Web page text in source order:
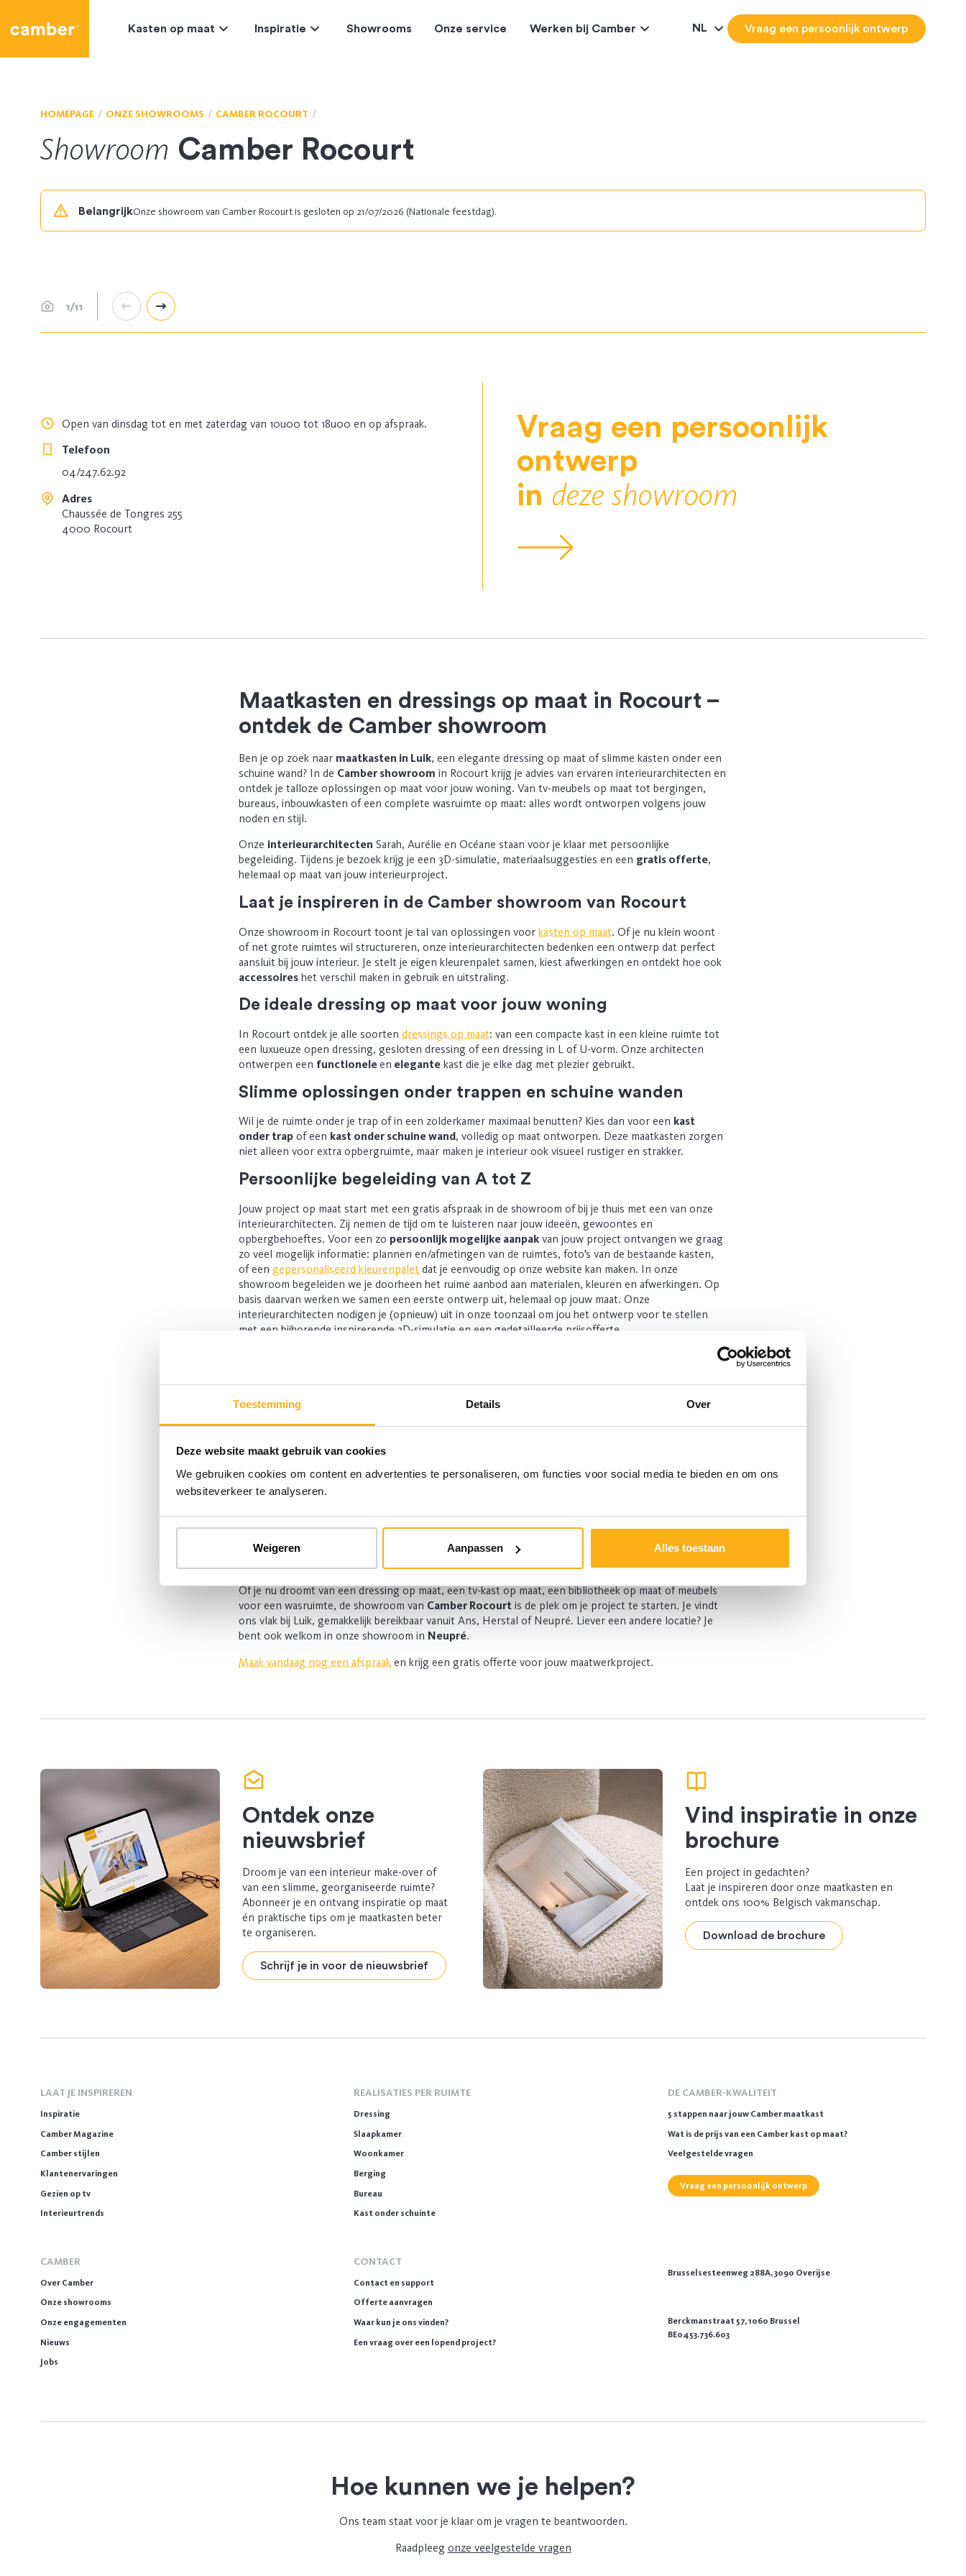
Toestemming Details Over
Deze website maakt gebruik van cookies
We gebruiken cookies om content en advertenties te personaliseren, om functies voor social media te bieden en om ons
websiteverkeer te analyseren.
Weigeren Aanpassen Alles toestaan
NL
Kasten op maat Inspiratie Showrooms Onze service Werken bij Camber Vraag een persoonlijk ontwerp
HOMEPAGE ONZE SHOWROOMS CAMBER ROCOURT
Showroom Camber Rocourt
BelangrijkOnze showroom van Camber Rocourt is gesloten op 21/07/2026 (Nationale feestdag).
1/11 PrécédentSuivant
Open van dinsdag tot en met zaterdag van 10u00 tot 18u00 en op afspraak.
Telefoon
04/247.62.92
Adres
Chaussée de Tongres 255
4000 Rocourt
Vraag een persoonlijk
ontwerp
in deze showroom
Maatkasten en dressings op maat in Rocourt –
ontdek de Camber showroom
Ben je op zoek naar maatkasten in Luik, een elegante dressing op maat of slimme kasten onder een
schuine wand? In de Camber showroom in Rocourt krijg je advies van ervaren interieurarchitecten en
ontdek je talloze oplossingen op maat voor jouw woning. Van tv-meubels op maat tot bergingen,
bureaus, inbouwkasten of een complete wasruimte op maat: alles wordt ontworpen volgens jouw
noden en stijl.
Onze interieurarchitecten Sarah, Aurélie en Océane staan voor je klaar met persoonlijke
begeleiding. Tijdens je bezoek krijg je een 3D-simulatie, materiaalsuggesties en een gratis offerte,
helemaal op maat van jouw interieurproject.
Laat je inspireren in de Camber showroom van Rocourt
Onze showroom in Rocourt toont je tal van oplossingen voor kasten op maat. Of je nu klein woont
of net grote ruimtes wil structureren, onze interieurarchitecten bedenken een ontwerp dat perfect
aansluit bij jouw interieur. Je stelt je eigen kleurenpalet samen, kiest afwerkingen en ontdekt hoe ook
accessoires het verschil maken in gebruik en uitstraling.
De ideale dressing op maat voor jouw woning
In Rocourt ontdek je alle soorten dressings op maat: van een compacte kast in een kleine ruimte tot
een luxueuze open dressing, gesloten dressing of een dressing in L of U-vorm. Onze architecten
ontwerpen een functioneleen elegante kast die je elke dag met plezier gebruikt.
Slimme oplossingen onder trappen en schuine wanden
Wil je de ruimte onder je trap of in een zolderkamer maximaal benutten? Kies dan voor een kast
onder trap of een kast onder schuine wand, volledig op maat ontworpen. Deze maatkasten zorgen
niet alleen voor extra opbergruimte, maar maken je interieur ook visueel rustiger en strakker.
Persoonlijke begeleiding van A tot Z
Jouw project op maat start met een gratis afspraak in de showroom of bij je thuis met een van onze
interieurarchitecten. Zij nemen de tijd om te luisteren naar jouw ideeën, gewoontes en
opbergbehoeftes. Voor een zo persoonlijk mogelijke aanpak van jouw project ontvangen we graag
zo veel mogelijk informatie: plannen en/afmetingen van de ruimtes, foto’s van de bestaande kasten,
ofeen gepersonaliseerd kleurenpalet dat je eenvoudig op onze website kan maken. In onze
showroom begeleiden we je doorheen het ruime aanbod aan materialen, kleuren en afwerkingen. Op
basis daarvan werken we samen een eerste ontwerp uit, helemaal op jouw maat. Onze
interieurarchitecten nodigen je (opnieuw) uit in onze toonzaal om jou het ontwerp voor te stellen
met een bijhorende inspirerende 3D-simulatie en een gedetailleerde prijsofferte.
Onze interieurarchitecten luisteren naar jouw wensen en maken een 3D-simulatie en offerte op
maat.
Onze opmeters komen bij je langs voor een finale maatopname tot op de millimeter.
Onderdelen van jouw kast worden in onze eigen fabriek gemaakt met kwaliteitsvolle en duurzame
materialen.
Ons leveringsteam brengt alle onderdelen zorgvuldig bij jou thuis op het afgesproken moment.
Of je nu droomt van een dressing op maat, een tv-kast op maat, een bibliotheek op maat of meubels
voor een wasruimte, de showroom van Camber Rocourt is de plek om je project te starten. Je vindt
ons vlak bij Luik, gemakkelijk bereikbaar vanuit Ans, Herstal of Neupré. Liever een andere locatie? Je
bent ook welkom in onze showroom in Neupré.
Maak vandaag nog een afspraak en krijg een gratis offerte voor jouw maatwerkproject.
Ontdek onze
nieuwsbrief
Droom je van een interieur make-over of
van een slimme, georganiseerde ruimte?
Abonneer je en ontvang inspiratie op maat
én praktische tips om je maatkasten beter
te organiseren.
Schrijf je in voor de nieuwsbrief
Vind inspiratie in onze
brochure
Een project in gedachten?
Laat je inspireren door onze maatkasten en
ontdek ons 100% Belgisch vakmanschap.
Download de brochure
LAAT JE INSPIREREN
Inspiratie
Camber Magazine
Camber stijlen
Klantenervaringen
Gezien op tv
Interieurtrends
REALISATIES PER RUIMTE
Dressing
Slaapkamer
Woonkamer
Berging
Bureau
Kast onder schuinte
DE CAMBER-KWALITEIT
5 stappen naar jouw Camber maatkast
Wat is de prijs van een Camber kast op maat?
Veelgestelde vragen
Vraag een persoonlijk ontwerp
CAMBER
Over Camber
Onze showrooms
Onze engagementen
Nieuws
Jobs
CONTACT
Contact en support
Offerte aanvragen
Waar kun je ons vinden?
Een vraag over een lopend project?
Brusselsesteenweg 288A, 3090 Overijse
Berckmanstraat 57, 1060 Brussel
BE0453.736.603
Hoe kunnen we je helpen?
Ons team staat voor je klaar om je vragen te beantwoorden.
Raadpleeg onze veelgestelde vragen